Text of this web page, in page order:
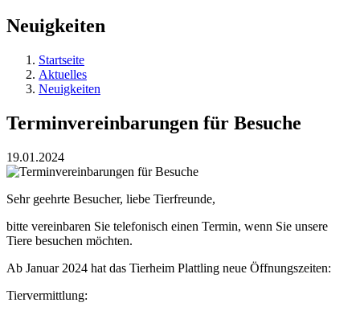
Neuigkeiten
Startseite
Aktuelles
Neuigkeiten
Terminvereinbarungen für Besuche
19.01.2024
Sehr geehrte Besucher, liebe Tierfreunde,
bitte vereinbaren Sie telefonisch einen Termin, wenn Sie unsere
Tiere besuchen möchten.
Ab Januar 2024 hat das Tierheim Plattling neue Öffnungszeiten:
Tiervermittlung: